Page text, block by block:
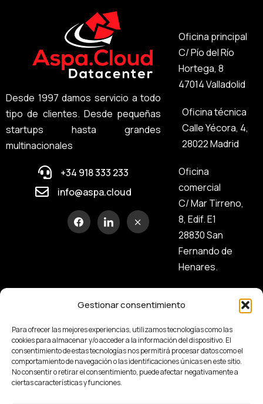
Gestionar consentimiento
Para ofrecer las mejores experiencias, utilizamos tecnologías como las
cookies para almacenar y/o acceder a la información del dispositivo. El
consentimiento de estas tecnologías nos permitirá procesar datos como el
comportamiento de navegación o las identificaciones únicas en este sitio.
No consentir o retirar el consentimiento, puede afectar negativamente a
ciertas características y funciones.
Desde 1997 damos servicio a todo
tipo de clientes. Desde pequeñas
startups hasta grandes
multinacionales
+34 918 333 233
info@aspa.cloud
Oficina principal
C/ Pío del Río
Hortega, 8
47014 Valladolid
Oficina técnica
Calle Yécora, 4,
28022 Madrid
Oficina
comercial
C/ Mar Tirreno,
8, Edif. E1
28830 San
Fernando de
Henares.